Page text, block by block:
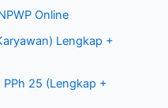
Online
Lengkap +
PPh 25 (Lengkap +